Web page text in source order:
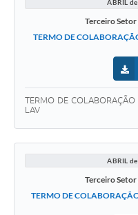
ABRIL
Terceiro
TERMO DE
TERMO DE
LAV
ABRIL
Terceiro
TERMO DE